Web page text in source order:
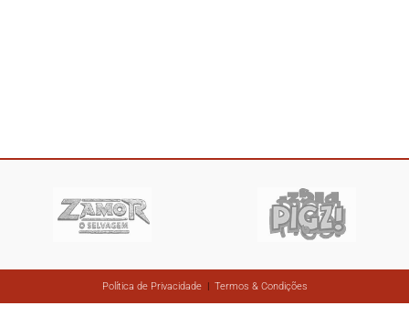
Política de Privacidade| Termos & Condições